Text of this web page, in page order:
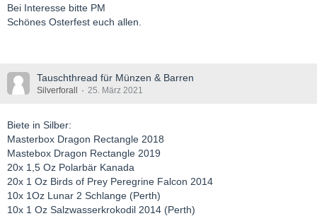
Bei Interesse bitte PM
Schönes Osterfest euch allen.
Tauschthread für Münzen & Barren
Silverforall 25. März 2021
Biete in Silber:
Masterbox Dragon Rectangle 2018
Mastebox Dragon Rectangle 2019
20x 1,5 Oz Polarbär Kanada
20x 1 Oz Birds of Prey Peregrine Falcon 2014
10x 1Oz Lunar 2 Schlange (Perth)
10x 1 Oz Salzwasserkrokodil 2014 (Perth)